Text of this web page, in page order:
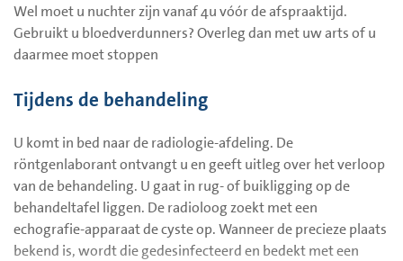
Wel moet u nuchter zijn vanaf 4u vóór de afspraaktijd.
Gebruikt u bloedverdunners? Overleg dan met uw arts of u
daarmee moet stoppen
Tijdens de behandeling
U komt in bed naar de radiologie-afdeling. De
röntgenlaborant ontvangt u en geeft uitleg over het verloop
van de behandeling. U gaat in rug- of buikligging op de
behandeltafel liggen. De radioloog zoekt met een
echografie-apparaat de cyste op. Wanneer de precieze plaats
bekend is, wordt die gedesinfecteerd en bedekt met een